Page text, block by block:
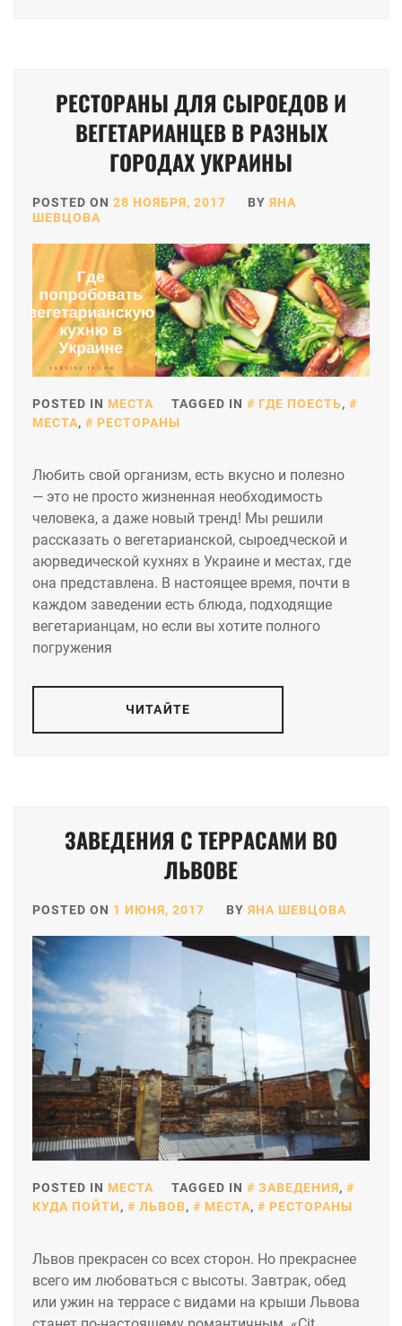
РЕСТОРАНЫ ДЛЯ СЫРОЕДОВ И
ВЕГЕТАРИАНЦЕВ В РАЗНЫХ
ГОРОДАХ УКРАИНЫ
POSTED ON 28 НОЯБРЯ, 2017 BY ЯНА
ШЕВЦОВА
POSTED IN МЕСТА TAGGED IN ГДЕ ПОЕСТЬ,
МЕСТА, РЕСТОРАНЫ
Любить свой организм, есть вкусно и полезно
— это не просто жизненная необходимость
человека, а даже новый тренд! Мы решили
рассказать о вегетарианской, сыроедческой и
аюрведической кухнях в Украине и местах, где
она представлена. В настоящее время, почти в
каждом заведении есть блюда, подходящие
вегетарианцам, но если вы хотите полного
погружения
ЧИТАЙТЕ
ЗАВЕДЕНИЯ С ТЕРРАСАМИ ВО
ЛЬВОВЕ
POSTED ON 1 ИЮНЯ, 2017 BY ЯНА ШЕВЦОВА
POSTED IN МЕСТА TAGGED IN ЗАВЕДЕНИЯ,
КУДА ПОЙТИ, ЛЬВОВ, МЕСТА, РЕСТОРАНЫ
Львов прекрасен со всех сторон. Но прекраснее
всего им любоваться с высоты. Завтрак, обед
или ужин на террасе с видами на крыши Львова